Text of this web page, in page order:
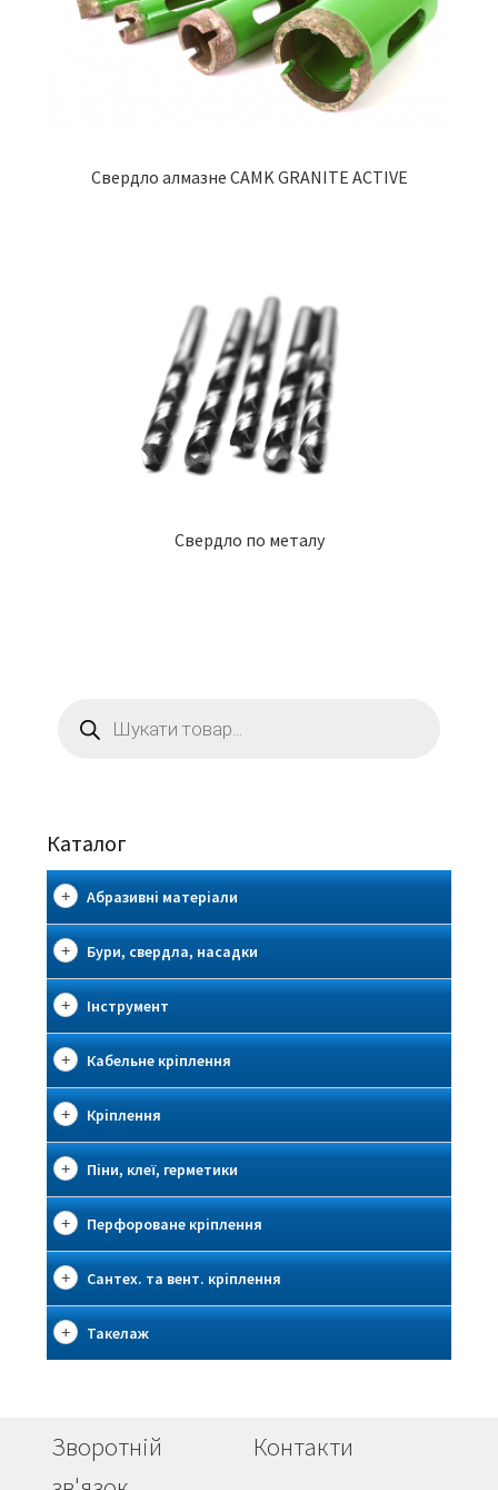
Свердло алмазне CAMK GRANITE ACTIVE
Свердло по металу
товарів
Каталог
Абразивні матеріали
Бури, свердла, насадки
Інструмент
Кабельне кріплення
Кріплення
Піни, клеї, герметики
Перфороване кріплення
Сантех. та вент. кріплення
Такелаж
Зворотній
Контакти